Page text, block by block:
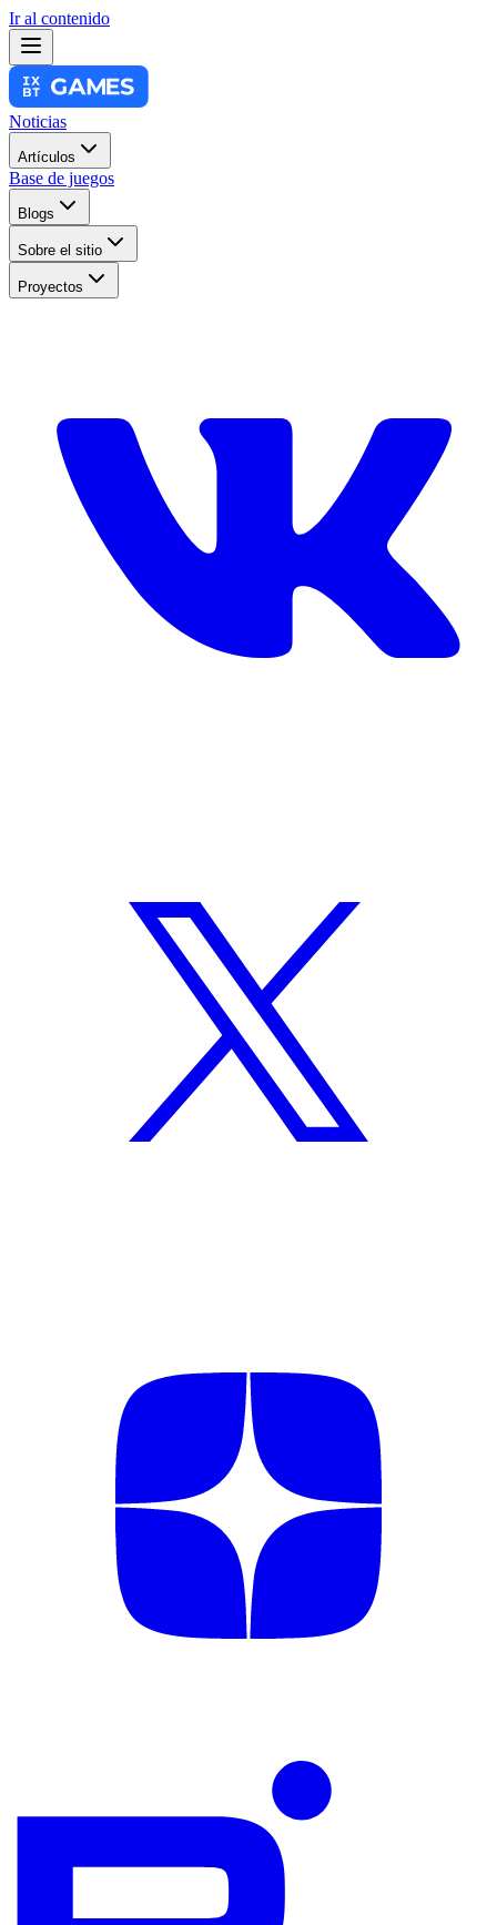
Ir al contenido
Noticias
Artículos
Base de juegos
Blogs
Sobre el sitio
Proyectos